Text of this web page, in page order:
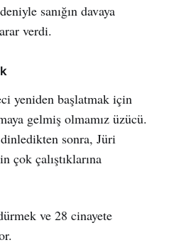
sanığın davaya
verdi.
yeniden başlatmak için
gelmiş olmamız üzücü.
sonra, Jüri
çok çalıştıklarına
ve 28 cinayete